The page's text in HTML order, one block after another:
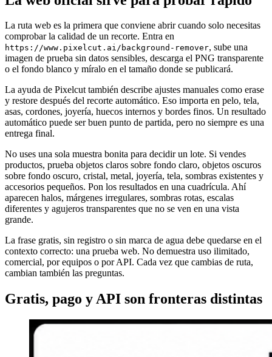
La ruta web es la primera que conviene abrir cuando solo necesitas
comprobar la calidad de un recorte. Entra en
https://www.pixelcut.ai/background-remover, sube una
imagen de prueba sin datos sensibles, descarga el PNG transparente
o el fondo blanco y míralo en el tamaño donde se publicará.
La ayuda de Pixelcut también describe ajustes manuales como erase
y restore después del recorte automático. Eso importa en pelo, tela,
asas, cordones, joyería, huecos internos y bordes finos. Un resultado
automático puede ser buen punto de partida, pero no siempre es una
entrega final.
No uses una sola muestra bonita para decidir un lote. Si vendes
productos, prueba objetos claros sobre fondo claro, objetos oscuros
sobre fondo oscuro, cristal, metal, joyería, tela, sombras existentes y
accesorios pequeños. Pon los resultados en una cuadrícula. Ahí
aparecen halos, márgenes irregulares, sombras rotas, escalas
diferentes y agujeros transparentes que no se ven en una vista
grande.
La frase gratis, sin registro o sin marca de agua debe quedarse en el
contexto correcto: una prueba web. No demuestra uso ilimitado,
comercial, por equipos o por API. Cada vez que cambias de ruta,
cambian también las preguntas.
Gratis, pago y API son fronteras distintas